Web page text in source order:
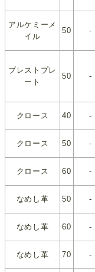
アルケミーメ
イル
50 -
ブレストプレ
ート
50 -
クロース 40 -
クロース 50 -
クロース 60 -
なめし革 50 -
なめし革 60 -
なめし革 70 -